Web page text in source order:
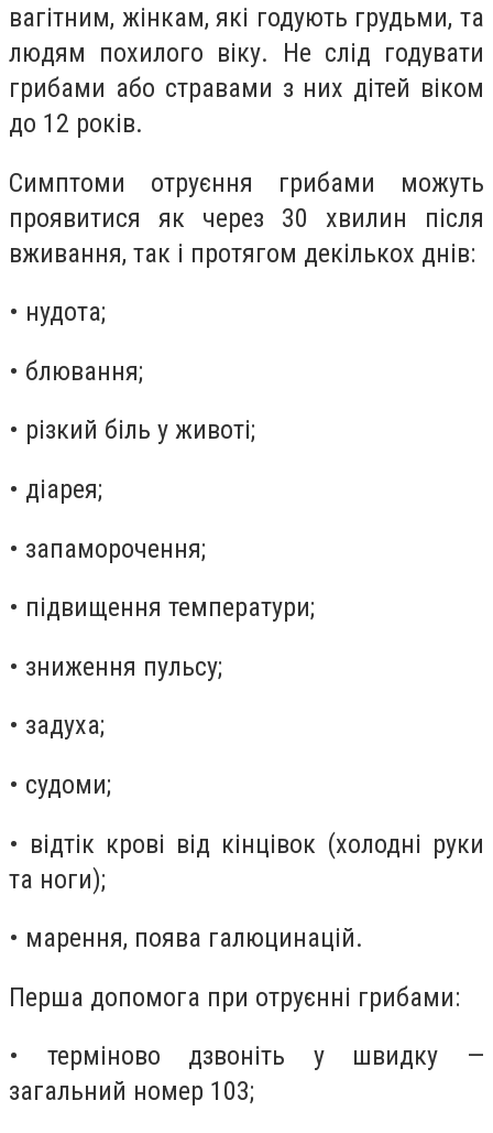
вагітним, жінкам, які годують грудьми, та
людям похилого віку. Не слід годувати
грибами або стравами з них дітей віком
до 12 років.
Симптоми отруєння грибами можуть
проявитися як через 30 хвилин після
вживання, так і протягом декількох днів:
• нудота;
• блювання;
• різкий біль у животі;
• діарея;
• запаморочення;
• підвищення температури;
• зниження пульсу;
• задуха;
• судоми;
• відтік крові від кінцівок (холодні руки
та ноги);
• марення, поява галюцинацій.
Перша допомога при отруєнні грибами:
• терміново дзвоніть у швидку —
загальний номер 103;